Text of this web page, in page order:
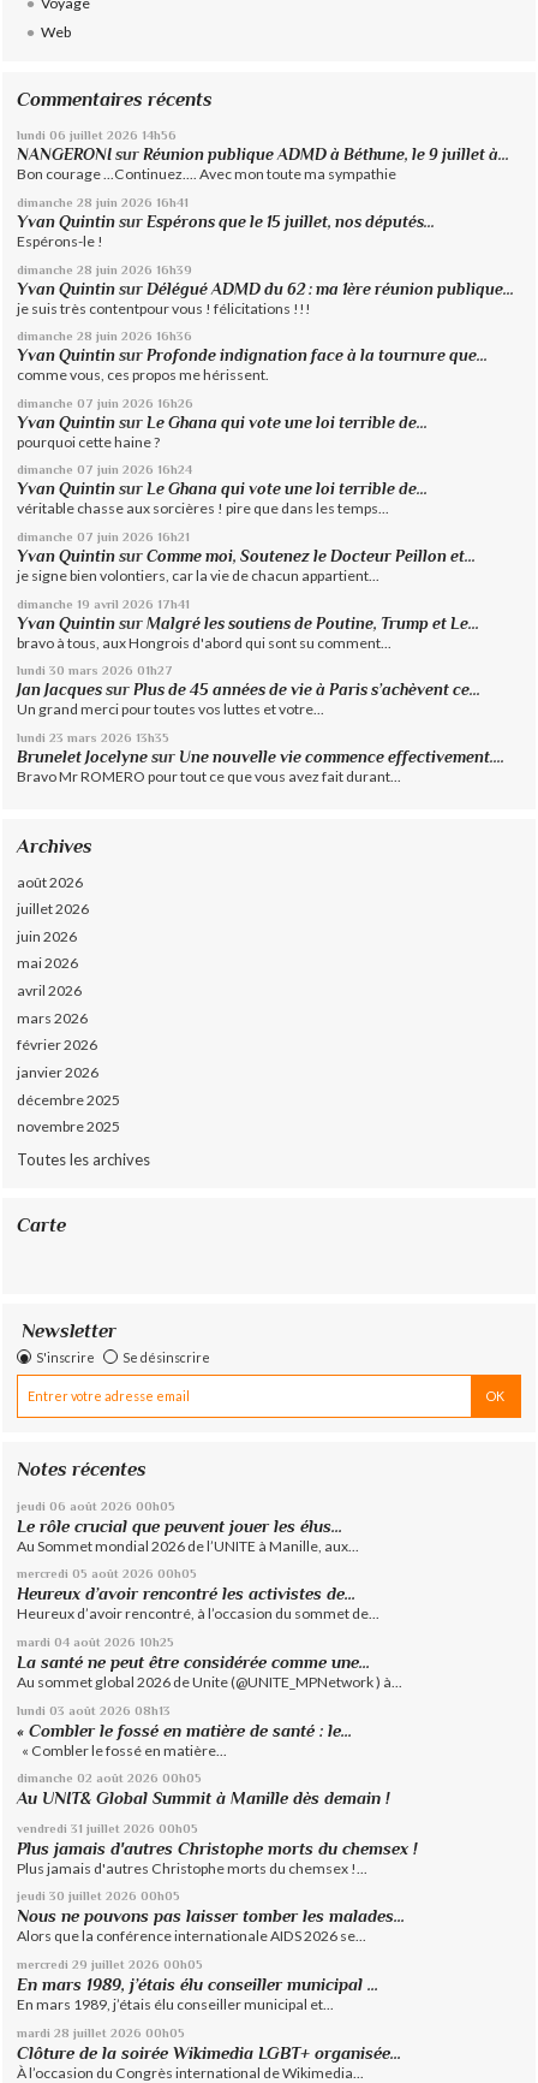
Web
Commentaires récents
lundi 06 juillet 2026 14h56
NANGERONI surRéunion publique ADMD à Béthune, le 9 juillet à...
Bon courage ...Continuez.... Avec mon toute ma sympathie
dimanche 28 juin 2026 16h41
Yvan Quintin surEspérons que le 15 juillet, nos députés...
Espérons-le !
dimanche 28 juin 2026 16h39
Yvan Quintin surDélégué ADMD du 62 : ma 1ère réunion publique...
je suis très contentpour vous ! félicitations !!!
dimanche 28 juin 2026 16h36
Yvan Quintin surProfonde indignation face à la tournure que...
comme vous, ces propos me hérissent.
dimanche 07 juin 2026 16h26
Yvan Quintin sur Le Ghana qui vote une loi terrible de...
pourquoi cette haine ?
dimanche 07 juin 2026 16h24
Yvan Quintin surLe Ghana qui vote une loi terrible de...
véritable chasse aux sorcières ! pire que dans les temps...
dimanche 07 juin 2026 16h21
Yvan Quintin surComme moi, Soutenez le Docteur Peillon et...
je signe bien volontiers, car la vie de chacun appartient...
dimanche 19 avril 2026 17h41
Yvan Quintin surMalgré les soutiens de Poutine, Trump et Le...
bravo à tous, aux Hongrois d'abord qui sont su comment...
lundi 30 mars 2026 01h27
Jan Jacques surPlus de 45 années de vie à Paris s’achèvent ce...
Un grand merci pour toutes vos luttes et votre...
lundi 23 mars 2026 13h35
Brunelet Jocelyne sur Une nouvelle vie commence effectivement....
Bravo Mr ROMERO pour tout ce que vous avez fait durant...
Archives
août 2026
juillet 2026
juin 2026
mai 2026
avril 2026
mars 2026
février 2026
janvier 2026
décembre 2025
novembre 2025
Toutes les archives
Carte
Newsletter
S'inscrire Se désinscrire
Notes récentes
jeudi 06 août 2026 00h05
Le rôle crucial que peuvent jouer les élus...
Au Sommet mondial 2026 de l’UNITE à Manille, aux...
mercredi 05 août 2026 00h05
Heureux d’avoir rencontré les activistes de...
Heureux d’avoir rencontré, à l’occasion du sommet de...
mardi 04 août 2026 10h25
La santé ne peut être considérée comme une...
Au sommet global 2026 de Unite (@UNITE_MPNetwork ) à...
lundi 03 août 2026 08h13
« Combler le fossé en matière de santé : le...
« Combler le fossé en matière...
dimanche 02 août 2026 00h05
Au UNIT& Global Summit à Manille dès demain !
vendredi 31 juillet 2026 00h05
Plus jamais d'autres Christophe morts du chemsex !
Plus jamais d'autres Christophe morts du chemsex !...
jeudi 30 juillet 2026 00h05
Nous ne pouvons pas laisser tomber les malades...
Alors que la conférence internationale AIDS 2026 se...
mercredi 29 juillet 2026 00h05
En mars 1989, j’étais élu conseiller municipal ...
En mars 1989, j’étais élu conseiller municipal et...
mardi 28 juillet 2026 00h05
Clôture de la soirée Wikimedia LGBT+ organisée...
À l’occasion du Congrès international de Wikimedia...